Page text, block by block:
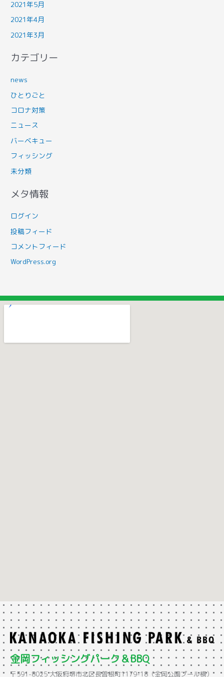
2021年5月
2021年4月
2021年3月
カテゴリー
news
ひとりごと
コロナ対策
ニュース
バーベキュー
フィッシング
未分類
メタ情報
ログイン
投稿フィード
コメントフィード
WordPress.org
金岡フィッシングパーク＆BBQ
〒591-8025 大阪府堺市北区長曽根町1179-18（金岡公園プール横）